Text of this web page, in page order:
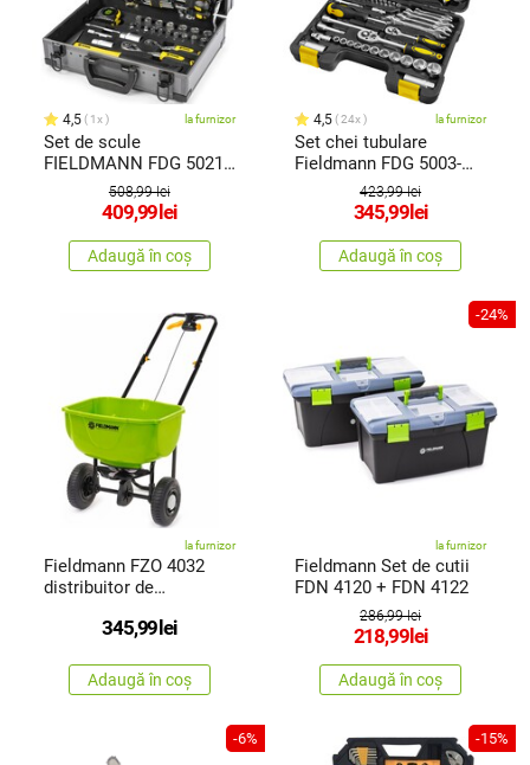
4,5 1x la furnizor
Set de scule
FIELDMANN FDG 5021-
114R cu cutiemetalică,
114 buc.
508,99 lei
409,99 lei
Adaugă în coș
4,5 24x la furnizor
Set chei tubulare
Fieldmann FDG 5003-
65R, cu scule, 65 buc.
423,99 lei
345,99 lei
Adaugă în coș
la furnizor
Fieldmann FZO 4032
distribuitor de
345,99 lei
Adaugă în coș
-24%
la furnizor
Fieldmann Set de cutii
FDN 4120 + FDN 4122
286,99 lei
218,99 lei
Adaugă în coș
-6% -15%